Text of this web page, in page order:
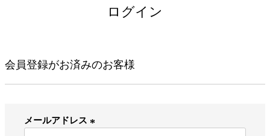
ログイン
会員登録がお済みのお客様
メールアドレス